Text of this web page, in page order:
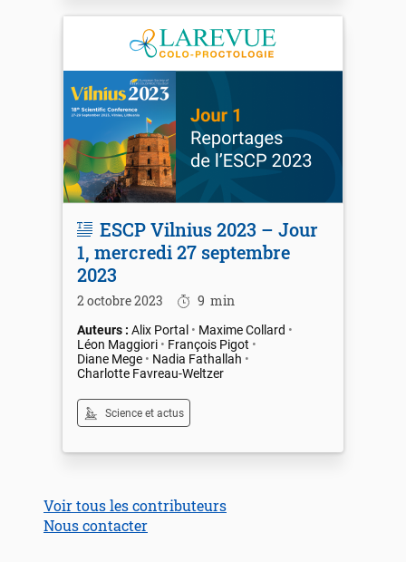
ESCP Vilnius 2023 – Jour
1, mercredi 27 septembre
2023
2 octobre 2023 9 min
Alix Portal
Maxime Collard
Léon Maggiori
François Pigot
Diane Mege
Nadia Fathallah
Charlotte Favreau-Weltzer
Science et actus
Voir tous les contributeurs
Nous contacter